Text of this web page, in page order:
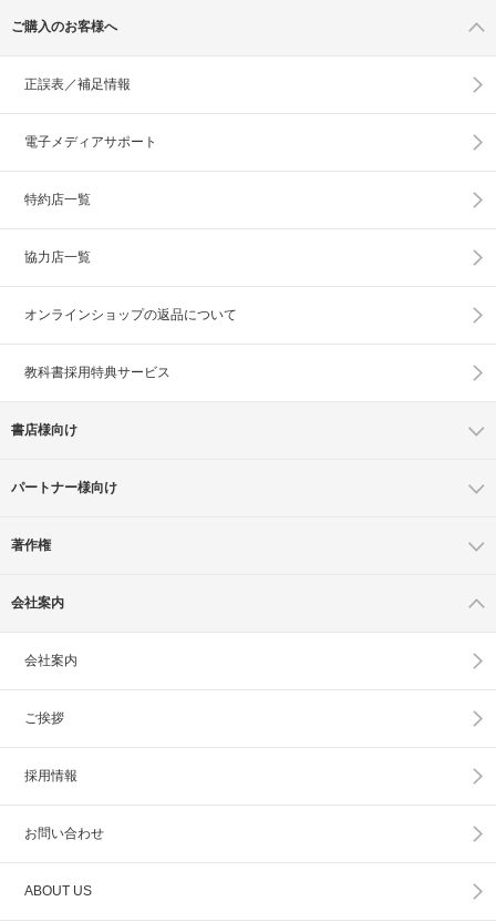
ご購入のお客様へ
正誤表／補足情報
電子メディアサポート
特約店一覧
協力店一覧
オンラインショップの返品について
教科書採用特典サービス
書店様向け
パートナー様向け
著作権
会社案内
会社案内
ご挨拶
採用情報
お問い合わせ
ABOUT US